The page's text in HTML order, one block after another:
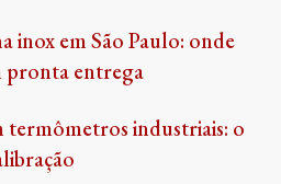
inox em São Paulo: onde
pronta entrega
termômetros industriais: o